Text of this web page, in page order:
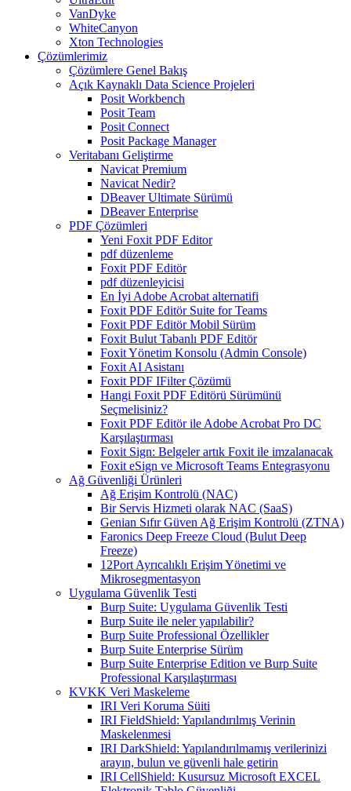
VanDyke
WhiteCanyon
Xton Technologies
Çözümlerimiz
Çözümlere Genel Bakış
Açık Kaynaklı Data Science Projeleri
Posit Workbench
Posit Team
Posit Connect
Posit Package Manager
Veritabanı Geliştirme
Navicat Premium
Navicat Nedir?
DBeaver Ultimate Sürümü
DBeaver Enterprise
PDF Çözümleri
Yeni Foxit PDF Editor
pdf düzenleme
Foxit PDF Editör
pdf düzenleyicisi
En İyi Adobe Acrobat alternatifi
Foxit PDF Editör Suite for Teams
Foxit PDF Editör Mobil Sürüm
Foxit Bulut Tabanlı PDF Editör
Foxit Yönetim Konsolu (Admin Console)
Foxit AI Asistanı
Foxit PDF IFilter Çözümü
Hangi Foxit PDF Editörü Sürümünü
Seçmelisiniz?
Foxit PDF Editör ile Adobe Acrobat Pro DC
Karşılaştırması
Foxit Sign: Belgeler artık Foxit ile imzalanacak
Foxit eSign ve Microsoft Teams Entegrasyonu
Ağ Güvenliği Ürünleri
Ağ Erişim Kontrolü (NAC)
Bir Servis Hizmeti olarak NAC (SaaS)
Genian Sıfır Güven Ağ Erişim Kontrolü (ZTNA)
Faronics Deep Freeze Cloud (Bulut Deep
Freeze)
12Port Ayrıcalıklı Erişim Yönetimi ve
Mikrosegmentasyon
Uygulama Güvenlik Testi
Burp Suite: Uygulama Güvenlik Testi
Burp Suite ile neler yapılabilir?
Burp Suite Professional Özellikler
Burp Suite Enterprise Sürüm
Burp Suite Enterprise Edition ve Burp Suite
Professional Karşılaştırması
KVKK Veri Maskeleme
IRI Veri Koruma Süiti
IRI FieldShield: Yapılandırılmış Verinin
Maskelenmesi
IRI DarkShield: Yapılandırılmamış verilerinizi
arayın, bulun ve güvenli hale getirin
IRI CellShield: Kusursuz Microsoft EXCEL